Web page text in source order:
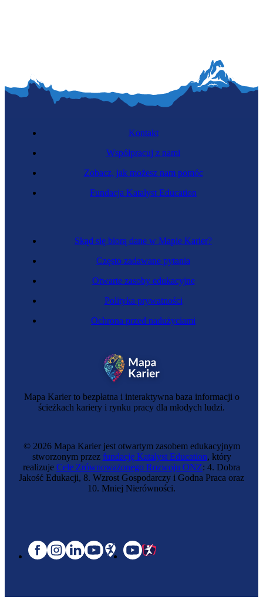
Mapa Karier to bezpłatna i interaktywna baza informacji o
ścieżkach kariery i rynku pracy dla młodych ludzi.
Skąd się biorą dane w Mapie Karier?
Często zadawane pytania
Otwarte zasoby edukacyjne
Polityka prywatności
Ochrona przed nadużyciami
Kontakt
Współpracuj z nami
Zobacz, jak możesz nam pomóc
Fundacja Katalyst Education
© 2026 Mapa Karier jest otwartym zasobem edukacyjnym
stworzonym przez fundację Katalyst Education, który
realizuje Cele Zrównoważonego Rozwoju ONZ: 4. Dobra
Jakość Edukacji, 8. Wzrost Gospodarczy i Godna Praca oraz
10. Mniej Nierówności.